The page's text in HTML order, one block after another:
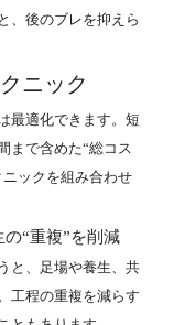
、後のブレを抑えら
ニック
最適化できます。短
まで含めた“総コス
ックを組み合わせ
“重複”を削減
と、足場や養生、共
工程の重複を減らす